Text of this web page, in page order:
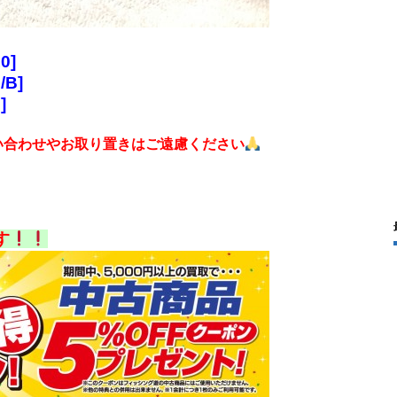
B]
わせやお取り置きはご遠慮ください